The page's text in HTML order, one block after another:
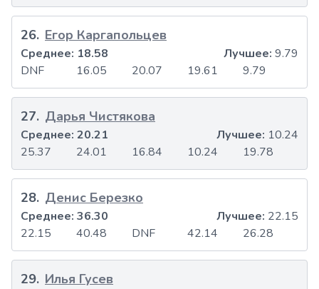
26. Егор Каргапольцев
DNF 16.05 20.07 19.61 9.79
Среднее: 18.58 Лучшее: 9.79
27. Дарья Чистякова
25.37 24.01 16.84 10.24 19.78
Среднее: 20.21 Лучшее: 10.24
28. Денис Березко
22.15 40.48 DNF 42.14 26.28
Среднее: 36.30 Лучшее: 22.15
29. Илья Гусев